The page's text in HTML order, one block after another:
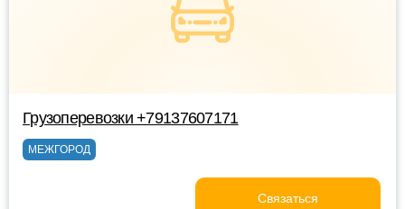
Грузоперевозки +79137607171
МЕЖГОРОД
Связаться